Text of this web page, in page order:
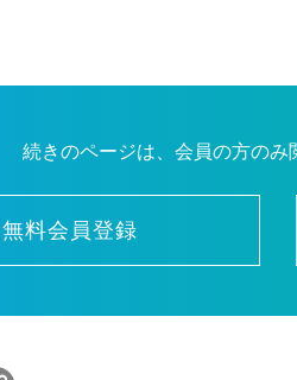
続きのページは、会員の方のみ
無料会員登録